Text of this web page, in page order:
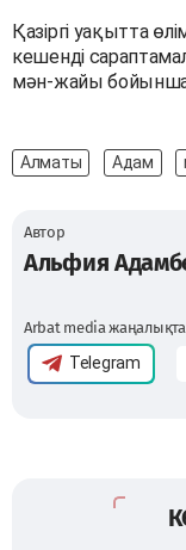
Қазіргі уақытта
кешенді
мән-жайы
Алматы Адам
Автор
Альфия
Arbat media
Telegram